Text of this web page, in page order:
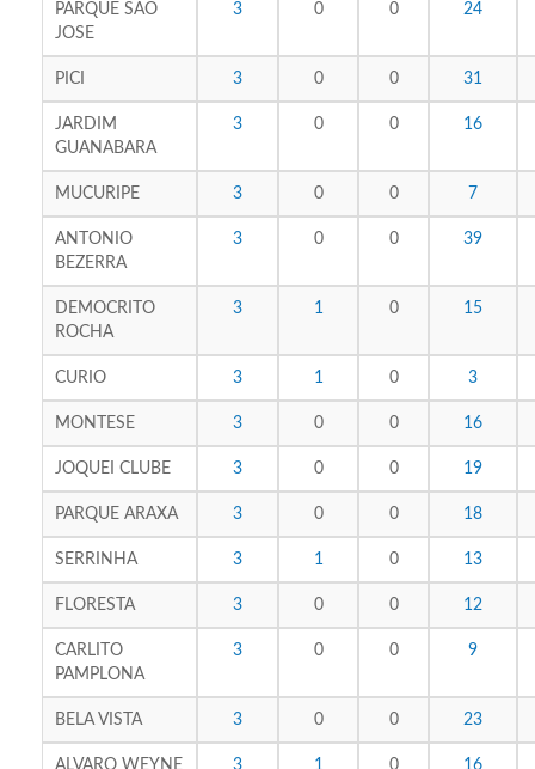
PARQUE SAO
JOSE
3 0 0 24
PICI 3 0 0 31
JARDIM
GUANABARA
3 0 0 16
MUCURIPE 3 0 0 7
ANTONIO
BEZERRA
3 0 0 39
DEMOCRITO
ROCHA
3 1 0 15
CURIO 3 1 0 3
MONTESE 3 0 0 16
JOQUEI CLUBE 3 0 0 19
PARQUE ARAXA 3 0 0 18
SERRINHA 3 1 0 13
FLORESTA 3 0 0 12
CARLITO
PAMPLONA
3 0 0 9
BELA VISTA 3 0 0 23
ALVARO WEYNE 3 1 0 16